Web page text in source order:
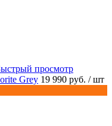
просмотр
Grey 19 990 руб. / шт